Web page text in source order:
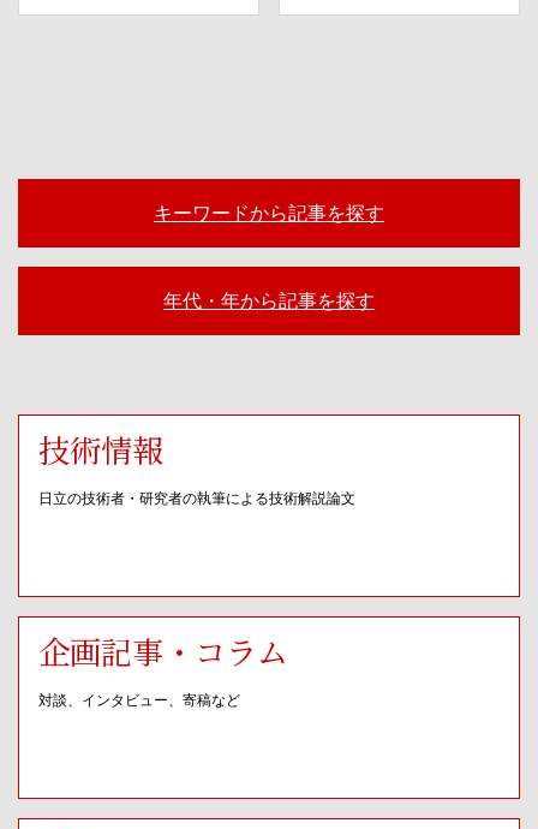
キーワードから記事を探す
年代・年から記事を探す
技術情報
日立の技術者・研究者の執筆による技術解説論文
企画記事・コラム
対談、インタビュー、寄稿など